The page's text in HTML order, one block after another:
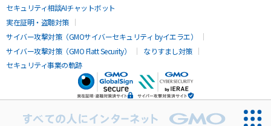
セキュリティ相談AIチャットボット
実在証明・盗聴対策
サイバー攻撃対策（GMOサイバーセキュリティ byイエラエ）
サイバー攻撃対策（GMO Flatt Security）
なりすまし対策
セキュリティ事業の軌跡